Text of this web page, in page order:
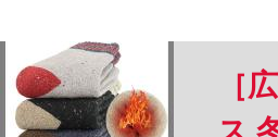
［